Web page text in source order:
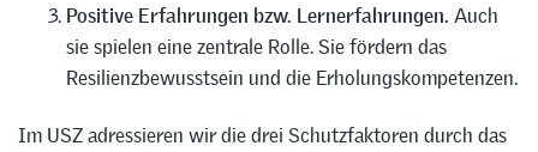
Positive Erfahrungen bzw. Lernerfahrungen. Auch
sie spielen eine zentrale Rolle. Sie fördern das
Resilienzbewusstsein und die Erholungskompetenzen.
Im USZ adressieren wir die drei Schutzfaktoren durch das